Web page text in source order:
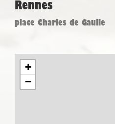
Rennes
place Charles de Gaulle
+
−